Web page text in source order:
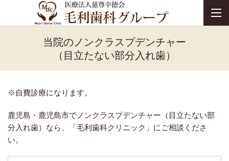
当院のノンクラスプデンチャー
（目立たない部分入れ歯）
※自費診療になります。
鹿児島・鹿児島市でノンクラスプデンチャー（目立たない部
分入れ歯）なら、「毛利歯科クリニック」にご相談くださ
い。